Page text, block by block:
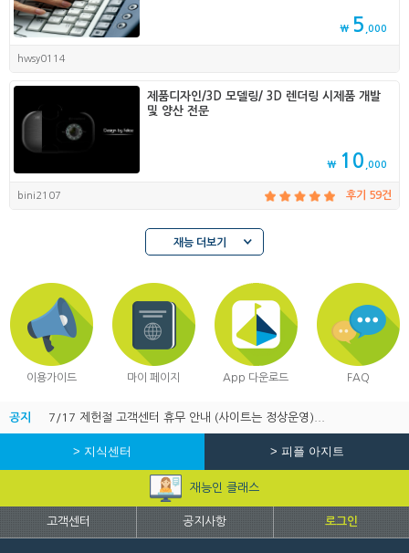
₩ 5 ,000
hwsy0114
제품디자인/3D 모델링/ 3D 렌더링 시제품 개발
및 양산 전문
₩ 10 ,000
bini2107 후기 59건
재능 더보기
이용가이드 마이 페이지 App 다운로드 FAQ
공지 7/17 제헌절 고객센터 휴무 안내 (사이트는 정상운영)...
> 지식센터 > 피플 아지트
재능인 클래스
고객센터 공지사항 로그인